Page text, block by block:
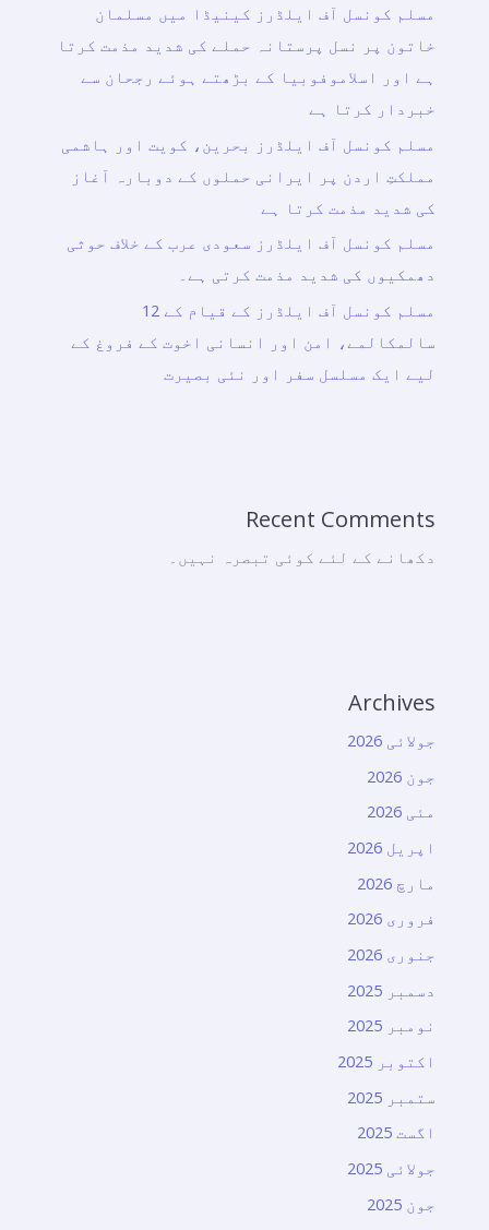
مسلم کونسل آف ایلڈرز کینیڈا میں مسلمان
خاتون پر نسل پرستانہ حملے کی شدید مذمت کرتا
ہے اور اسلاموفوبیا کے بڑھتے ہوئے رجحان سے
خبردار کرتا ہے
مسلم کونسل آف ایلڈرز بحرین، کویت اور ہاشمی
مملکتِ اردن پر ایرانی حملوں کے دوبارہ آغاز
کی شدید مذمت کرتا ہے
مسلم کونسل آف ایلڈرز سعودی عرب کے خلاف حوثی
دھمکیوں کی شدید مذمت کرتی ہے۔
مسلم کونسل آف ایلڈرز کے قیام کے 12
سالمکالمے، امن اور انسانی اخوت کے فروغ کے
لیے ایک مسلسل سفر اور نئی بصیرت
Recent Comments
دکھانے کے لئے کوئی تبصرہ نہیں۔
Archives
جولائی 2026
جون 2026
مئی 2026
اپریل 2026
مارچ 2026
فروری 2026
جنوری 2026
دسمبر 2025
نومبر 2025
اکتوبر 2025
ستمبر 2025
اگست 2025
جولائی 2025
جون 2025